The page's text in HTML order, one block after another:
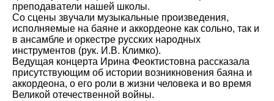
преподаватели нашей школы.
Со сцены звучали музыкальные произведения,
исполняемые на баяне и аккордеоне как сольно, так и
в ансамбле и оркестре русских народных
инструментов (рук. И.В. Климко).
Ведущая концерта Ирина Феоктистовна рассказала
присутствующим об истории возникновения баяна и
аккордеона, о его роли в жизни человека и во время
Великой отечественной войны.